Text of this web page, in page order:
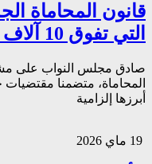
قانون المحاماة
التي تفوق 10 آلاف درهم بالشيك
صادق مجلس النواب على
المحاماة، متضمنا
أبرزها إلزامية